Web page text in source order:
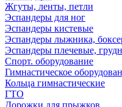
Жгуты, ленты, петли
Эспандеры для ног
Эспандеры кистевые
Эспандеры лыжника,
Эспандеры плечевые,
Спорт. оборудование
Гимнастическое
Кольца гимнастические
ГТО
Дорожки для прыжков